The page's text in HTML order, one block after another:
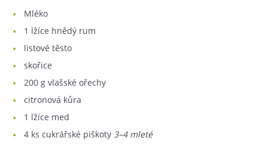
mléko
1 lžíce hnědý rum
listové těsto
skořice
200 g vlašské ořechy
citronová kůra
1 lžíce med
4 ks cukrářské piškoty 3–4 mleté